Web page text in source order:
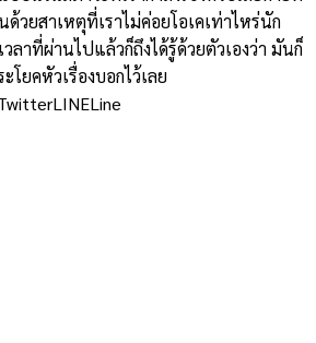
ด้วยสาเหตุที่เราไม่ค่อยโอเคเท่าไหร่นัก
ลาที่ผ่านไปแล้วก็ถึงได้รู้ด้วยตัวเองว่า มันก็
โยคหัวเรื่องบอกไว้เลย